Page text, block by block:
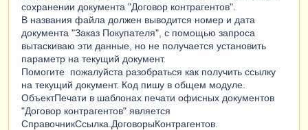
сохранении документа "Договор контрагентов".
В названия файла должен выводится номер и дата
документа "Заказ Покупателя", с помощью запроса
вытаскиваю эти данные, но не получается установить
параметр на текущий документ.
Помогите пожалуйста разобраться как получить ссылку
на текущий документ. Код пишу в общем модуле.
ОбъектПечати в шаблонах печати офисных документов
"Договор контрагентов" является
СправочникСсылка.ДоговорыКонтрагентов.